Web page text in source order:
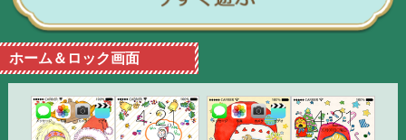
ホーム＆ロック画面